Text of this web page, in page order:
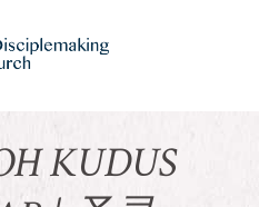
KUDUS